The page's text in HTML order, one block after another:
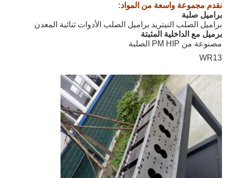
نقدم مجموعة واسعة من المواد:
براميل صلبة
براميل الصلب النيتريد براميل الصلب الأدوات ثنائية المعدن
برميل مع الداخلية المثبتة
مصنوعة من PM HIP الصلبة
WR13